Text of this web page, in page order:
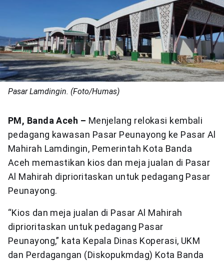
Pasar Lamdingin. (Foto/Humas)
PM, Banda Aceh – Menjelang relokasi kembali
pedagang kawasan Pasar Peunayong ke Pasar Al
Mahirah Lamdingin, Pemerintah Kota Banda
Aceh memastikan kios dan meja jualan di Pasar
Al Mahirah diprioritaskan untuk pedagang Pasar
Peunayong.
“Kios dan meja jualan di Pasar Al Mahirah
diprioritaskan untuk pedagang Pasar
Peunayong,” kata Kepala Dinas Koperasi, UKM
dan Perdagangan (Diskopukmdag) Kota Banda